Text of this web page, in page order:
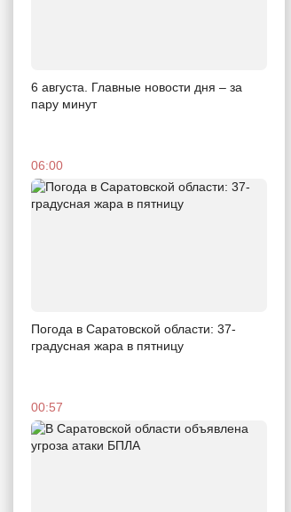
6 августа. Главные новости дня – за
пару минут
06:00
Погода в Саратовской области: 37-
градусная жара в пятницу
00:57